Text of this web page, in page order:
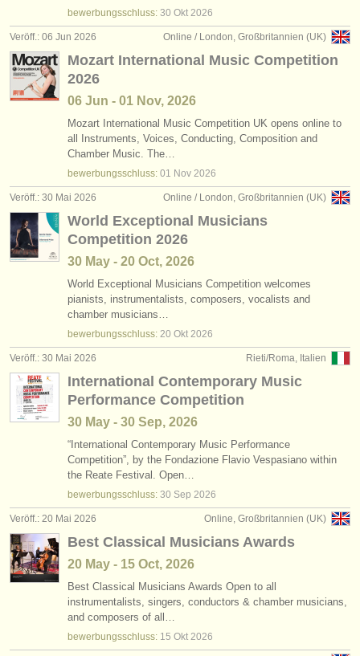
bewerbungsschluss: 30 Okt 2026
Online / London, Großbritannien (UK)
Veröff.: 06 Jun 2026
Mozart International Music Competition
2026
06 Jun - 01 Nov, 2026
Mozart International Music Competition UK opens online to
all Instruments, Voices, Conducting, Composition and
Chamber Music. The…
bewerbungsschluss: 01 Nov 2026
Online / London, Großbritannien (UK)
Veröff.: 30 Mai 2026
World Exceptional Musicians
Competition 2026
30 May - 20 Oct, 2026
World Exceptional Musicians Competition welcomes
pianists, instrumentalists, composers, vocalists and
chamber musicians…
bewerbungsschluss: 20 Okt 2026
Rieti/Roma, Italien
Veröff.: 30 Mai 2026
International Contemporary Music
Performance Competition
30 May - 30 Sep, 2026
“International Contemporary Music Performance
Competition”, by the Fondazione Flavio Vespasiano within
the Reate Festival. Open…
bewerbungsschluss: 30 Sep 2026
Online, Großbritannien (UK)
Veröff.: 20 Mai 2026
Best Classical Musicians Awards
20 May - 15 Oct, 2026
Best Classical Musicians Awards Open to all
instrumentalists, singers, conductors & chamber musicians,
and composers of all…
bewerbungsschluss: 15 Okt 2026